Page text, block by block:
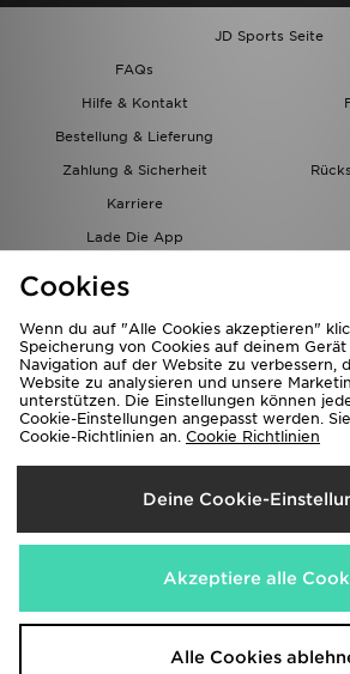
JD Sports Seite
FAQs
Hilfe & Kontakt
Bestellung & Lieferung
Zahlung & Sicherheit
Karriere
Lade Die App
Lieferung Nach
Österreich
Wir akzeptieren folgende
Corporate Website
Cookies
Wenn du auf "Alle Cookies akzeptieren"
Speicherung von Cookies auf deinem
Navigation auf der Website zu verbessern,
Website zu analysieren und unsere
unterstützen. Die Einstellungen können
Cookie-Einstellungen angepasst werden.
Cookie-Richtlinien an. Cookie Richtlinien
Deine Cookie-
Akzeptiere alle
Alle Cookies